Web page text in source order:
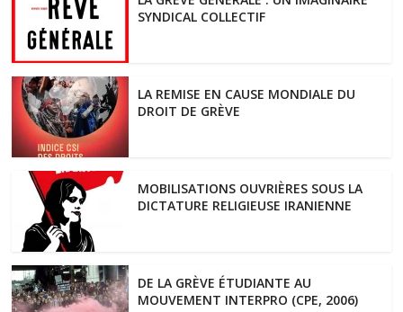
SYNDICAL COLLECTIF
LA REMISE EN CAUSE MONDIALE DU
DROIT DE GRÈVE
MOBILISATIONS OUVRIÈRES SOUS LA
DICTATURE RELIGIEUSE IRANIENNE
DE LA GRÈVE ÉTUDIANTE AU
MOUVEMENT INTERPRO (CPE, 2006)